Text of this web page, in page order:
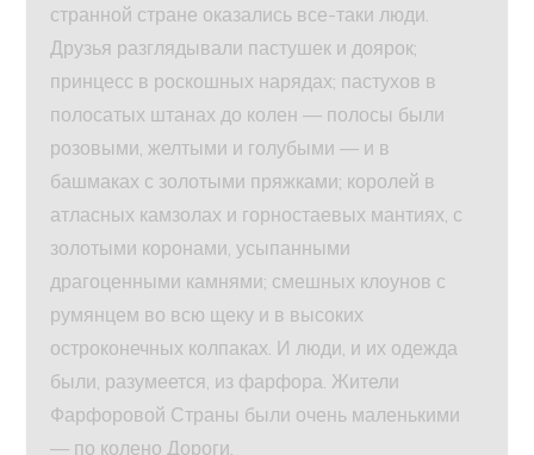
странной стране оказались все-таки люди.
Друзья разглядывали пастушек и доярок;
принцесс в роскошных нарядах; пастухов в
полосатых штанах до колен — полосы были
розовыми, желтыми и голубыми — и в
башмаках с золотыми пряжками; королей в
атласных камзолах и горностаевых мантиях, с
золотыми коронами, усыпанными
драгоценными камнями; смешных клоунов с
румянцем во всю щеку и в высоких
остроконечных колпаках. И люди, и их одежда
были, разумеется, из фарфора. Жители
Фарфоровой Страны были очень маленькими
— по колено Дороги.